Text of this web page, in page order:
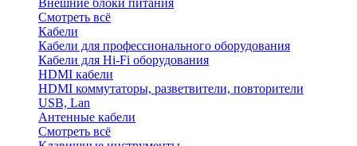
Внешние блоки питания
Смотреть всё
Кабели
Кабели для профессионального оборудования
Кабели для Hi-Fi оборудования
HDMI кабели
HDMI коммутаторы, разветвители, повторители
USB, Lan
Антенные кабели
Смотреть всё